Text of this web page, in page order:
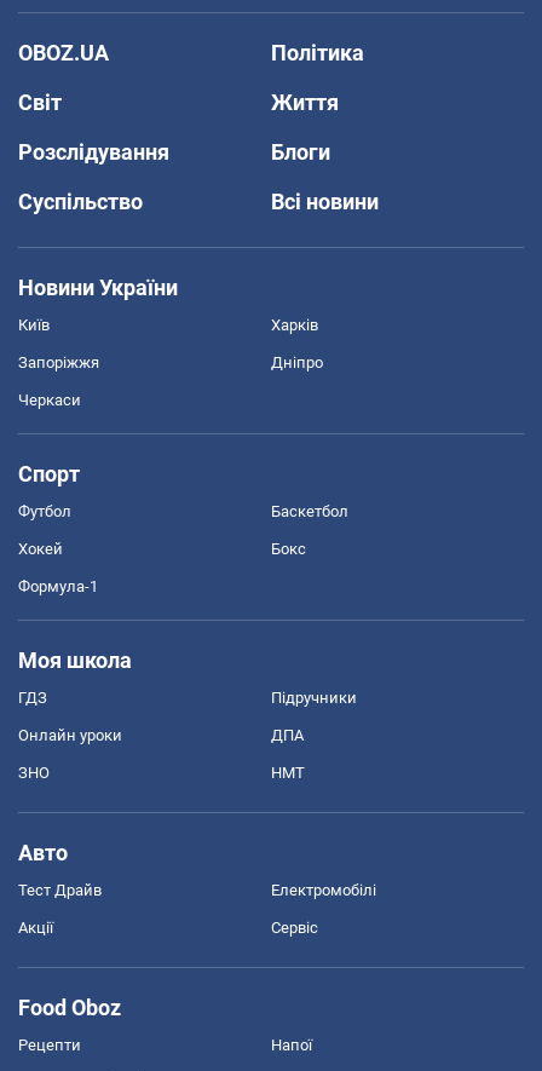
OBOZ.UA
Політика
Світ
Життя
Розслідування
Блоги
Суспільство
Всі новини
Новини України
Київ Харків
Запоріжжя Дніпро
Черкаси
Спорт
Футбол Баскетбол
Хокей Бокс
Формула-1
Моя школа
ГДЗ Підручники
Онлайн уроки ДПА
ЗНО НМТ
Авто
Тест Драйв Електромобілі
Акції Сервіс
Food Oboz
Рецепти Напої